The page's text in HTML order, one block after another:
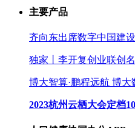
主要产品
齐向东出席数字中国建
独家丨李开复创业联创
博大智算·鹏程远航 博
2023杭州云栖大会定档